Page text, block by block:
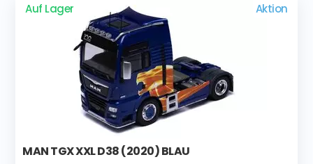
Auf Lager Aktion
MAN TGX XXL D38 (2020) BLAU